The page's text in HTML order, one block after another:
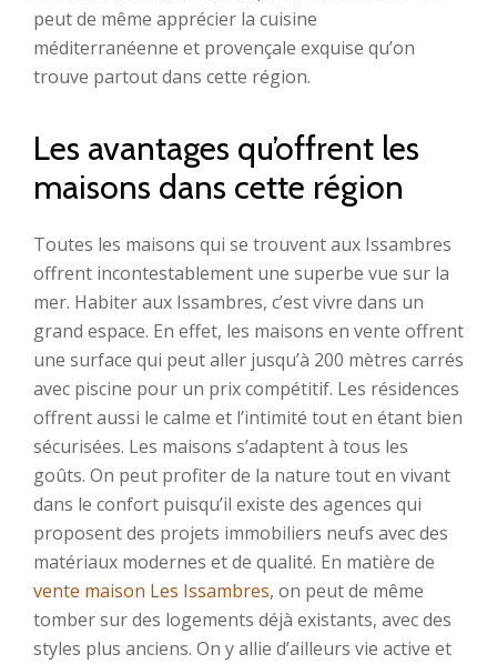
peut de même apprécier la cuisine
méditerranéenne et provençale exquise qu’on
trouve partout dans cette région.
Les avantages qu’offrent les
maisons dans cette région
Toutes les maisons qui se trouvent aux Issambres
offrent incontestablement une superbe vue sur la
mer. Habiter aux Issambres, c’est vivre dans un
grand espace. En effet, les maisons en vente offrent
une surface qui peut aller jusqu’à 200 mètres carrés
avec piscine pour un prix compétitif. Les résidences
offrent aussi le calme et l’intimité tout en étant bien
sécurisées. Les maisons s’adaptent à tous les
goûts. On peut profiter de la nature tout en vivant
dans le confort puisqu’il existe des agences qui
proposent des projets immobiliers neufs avec des
matériaux modernes et de qualité. En matière de
vente maison Les Issambres, on peut de même
tomber sur des logements déjà existants, avec des
styles plus anciens. On y allie d’ailleurs vie active et